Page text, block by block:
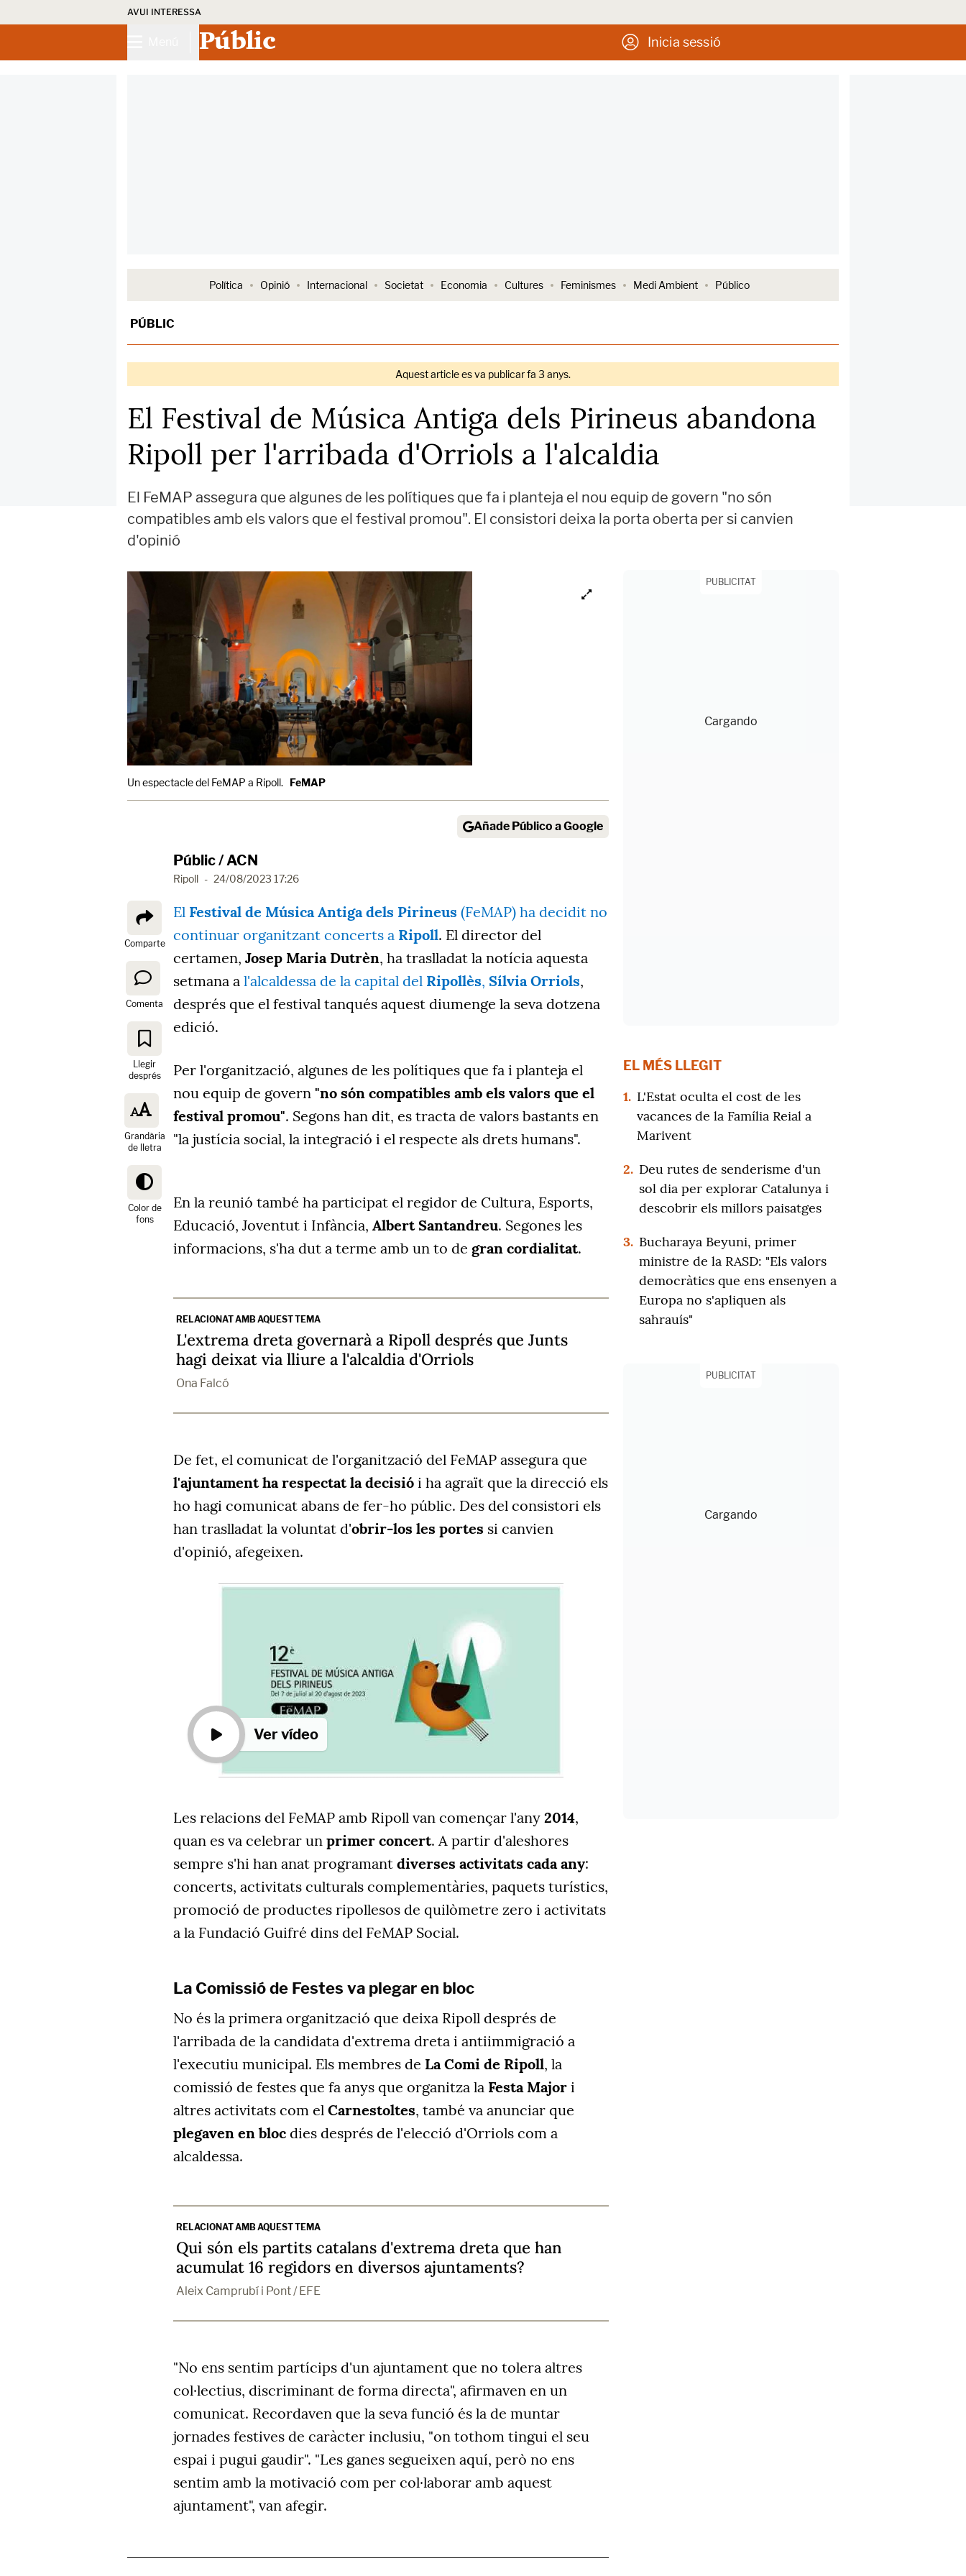
AVUI INTERESSA
Públic Inicia sessió
Política Opinió Internacional Societat Economia Cultures Feminismes Medi Ambient Público
PÚBLIC
Aquest article es va publicar fa 3 anys.
El Festival de Música Antiga dels Pirineus abandona
Ripoll per l'arribada d'Orriols a l'alcaldia
El FeMAP assegura que algunes de les polítiques que fa i planteja el nou equip de govern "no són
compatibles amb els valors que el festival promou". El consistori deixa la porta oberta per si canvien
d'opinió
Un espectacle del FeMAP a Ripoll. FeMAP
Añade Público a Google
Públic / ACN
Ripoll - 24/08/2023 17:26
Comparte
Comenta
Llegir
després
Grandària
de lletra
Color de
fons
El Festival de Música Antiga dels Pirineus (FeMAP) ha decidit no
continuar organitzant concerts a Ripoll. El director del
certamen, Josep Maria Dutrèn, ha traslladat la notícia aquesta
setmana a l'alcaldessa de la capital del Ripollès, Sílvia Orriols,
després que el festival tanqués aquest diumenge la seva dotzena
edició.
Per l'organització, algunes de les polítiques que fa i planteja el
nou equip de govern "no són compatibles amb els valors que el
festival promou". Segons han dit, es tracta de valors bastants en
"la justícia social, la integració i el respecte als drets humans".
En la reunió també ha participat el regidor de Cultura, Esports,
Educació, Joventut i Infància, Albert Santandreu. Segones les
informacions, s'ha dut a terme amb un to de gran cordialitat.
RELACIONAT AMB AQUEST TEMA
L'extrema dreta governarà a Ripoll després que Junts
hagi deixat via lliure a l'alcaldia d'Orriols
Ona Falcó
De fet, el comunicat de l'organització del FeMAP assegura que
l'ajuntament ha respectat la decisió i ha agraït que la direcció els
ho hagi comunicat abans de fer-ho públic. Des del consistori els
han traslladat la voluntat d'obrir-los les portes si canvien
d'opinió, afegeixen.
Ver vídeo
Les relacions del FeMAP amb Ripoll van començar l'any 2014,
quan es va celebrar un primer concert. A partir d'aleshores
sempre s'hi han anat programant diverses activitats cada any:
concerts, activitats culturals complementàries, paquets turístics,
promoció de productes ripollesos de quilòmetre zero i activitats
a la Fundació Guifré dins del FeMAP Social.
La Comissió de Festes va plegar en bloc
No és la primera organització que deixa Ripoll després de
l'arribada de la candidata d'extrema dreta i antiimmigració a
l'executiu municipal. Els membres de La Comi de Ripoll, la
comissió de festes que fa anys que organitza la Festa Major i
altres activitats com el Carnestoltes, també va anunciar que
plegaven en bloc dies després de l'elecció d'Orriols com a
alcaldessa.
RELACIONAT AMB AQUEST TEMA
Qui són els partits catalans d'extrema dreta que han
acumulat 16 regidors en diversos ajuntaments?
Aleix Camprubí i Pont / EFE
"No ens sentim partícips d'un ajuntament que no tolera altres
col·lectius, discriminant de forma directa", afirmaven en un
comunicat. Recordaven que la seva funció és la de muntar
jornades festives de caràcter inclusiu, "on tothom tingui el seu
espai i pugui gaudir". "Les ganes segueixen aquí, però no ens
sentim amb la motivació com per col·laborar amb aquest
ajuntament", van afegir.
PUBLICITAT
EL MÉS LLEGIT
1. L'Estat oculta el cost de les
vacances de la Família Reial a
Marivent
2. Deu rutes de senderisme d'un
sol dia per explorar Catalunya i
descobrir els millors paisatges
3. Bucharaya Beyuni, primer
ministre de la RASD: "Els valors
democràtics que ens ensenyen a
Europa no s'apliquen als
sahrauís"
PUBLICITAT